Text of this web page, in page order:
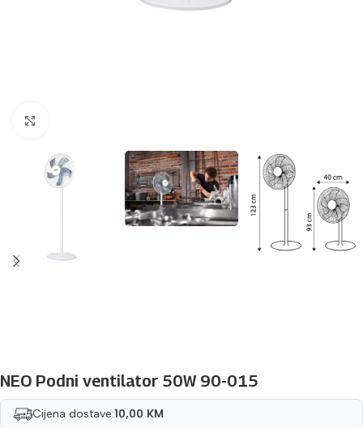
NEO Podni ventilator 50W 90-015
Cijena dostave:10,00 KM